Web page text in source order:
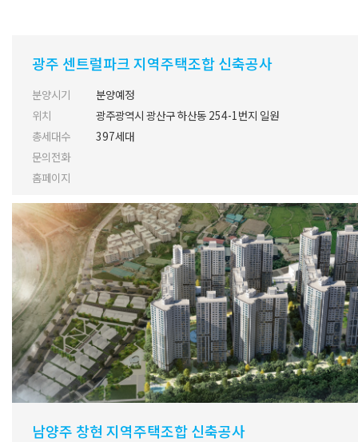
광주 센트럴파크 지역주택조합 신축공사
분양시기
분양예정
위치
광주광역시 광산구 하산동 254-1번지 일원
총세대수
397세대
문의전화
홈페이지
남양주 창현 지역주택조합 신축공사